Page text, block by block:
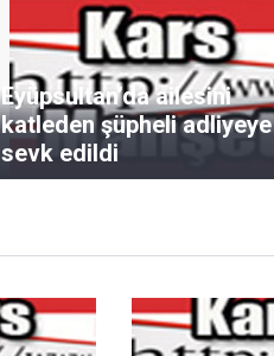
Eyüpsultan’da ailesini
katleden şüpheli adliyeye
sevk edildi